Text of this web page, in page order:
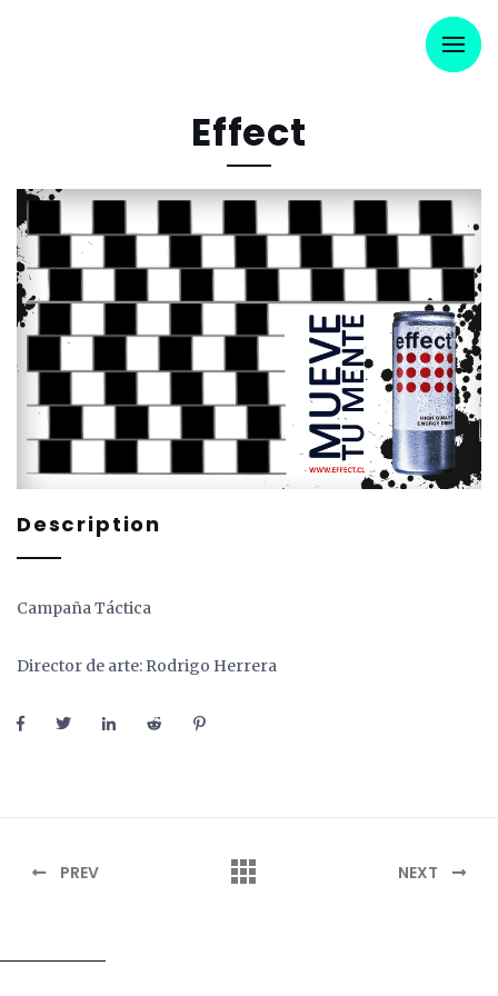
Effect
Description
Campaña Táctica
Director de arte: Rodrigo Herrera
PREV NEXT